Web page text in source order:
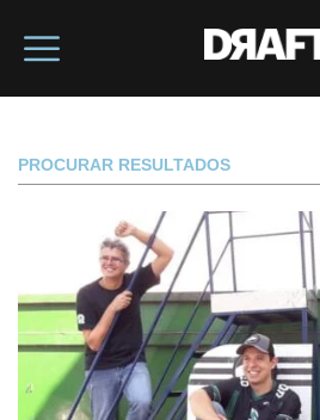
PROCURAR RESULTADOS